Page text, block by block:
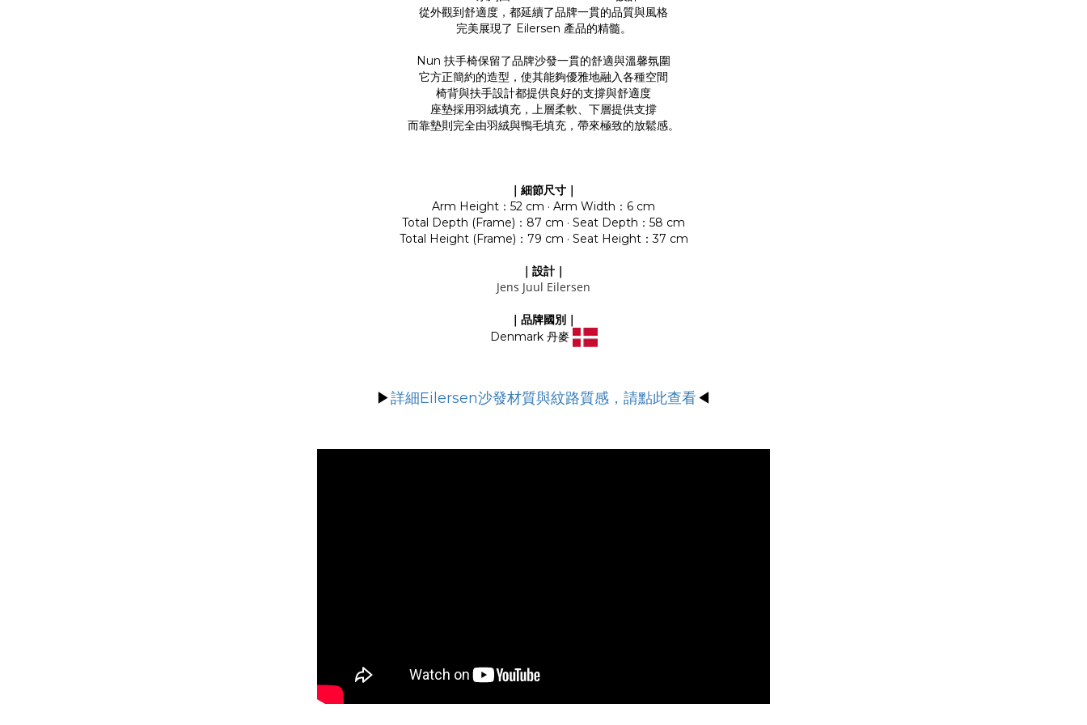
從外觀到舒適度，都延續了品牌一貫的品質與風格
完美展現了 Eilersen 產品的精髓。
Nun 扶手椅保留了品牌沙發一貫的舒適與溫馨氛圍
它方正簡約的造型，使其能夠優雅地融入各種空間
椅背與扶手設計都提供良好的支撐與舒適度
座墊採用羽絨填充，上層柔軟、下層提供支撐
而靠墊則完全由羽絨與鴨毛填充，帶來極致的放鬆感。
｜細節尺寸｜
Arm Height：52 cm · Arm Width：6 cm
Total Depth (Frame)：87 cm · Seat Depth：58 cm
Total Height (Frame)：79 cm · Seat Height：37 cm
｜設計｜
Jens Juul Eilersen
｜品牌國別｜
Denmark 丹麥
▶詳細Eilersen沙發材質與紋路質感，請點此查看◀